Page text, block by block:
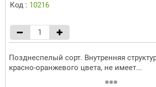
Код : 10216
Позднеспелый сорт. Внутренняя
красно-оранжевого цвета, не имеет...